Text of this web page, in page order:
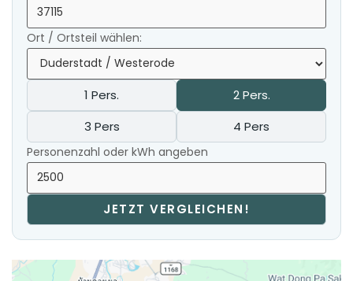
Ort / Ortsteil wählen:
1 Pers.
2 Pers.
3 Pers
4 Pers
Personenzahl oder kWh angeben
JETZT VERGLEICHEN!